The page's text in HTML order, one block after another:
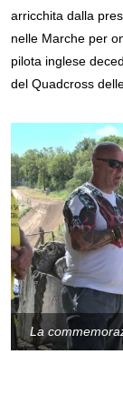
arricchita dalla
nelle Marche per
pilota inglese
del Quadcross
La